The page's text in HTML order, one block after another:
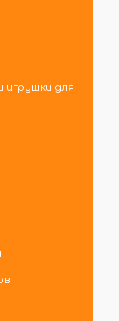
игрушки для